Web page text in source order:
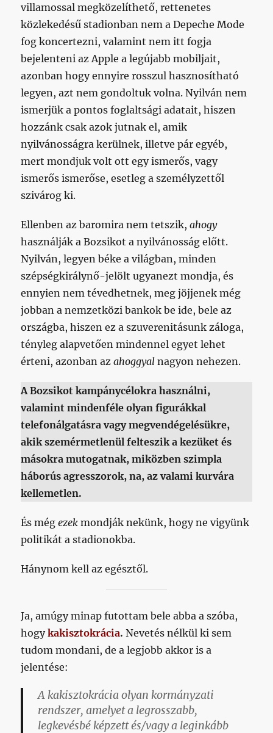
villamossal megközelíthető, rettenetes
közlekedésű stadionban nem a Depeche Mode
fog koncertezni, valamint nem itt fogja
bejelenteni az Apple a legújabb mobiljait,
azonban hogy ennyire rosszul hasznosítható
legyen, azt nem gondoltuk volna. Nyilván nem
ismerjük a pontos foglaltsági adatait, hiszen
hozzánk csak azok jutnak el, amik
nyilvánosságra kerülnek, illetve pár egyéb,
mert mondjuk volt ott egy ismerős, vagy
ismerős ismerőse, esetleg a személyzettől
szivárog ki.
Ellenben az baromira nem tetszik,ahogy
használják a Bozsikot a nyilvánosság előtt.
Nyilván, legyen béke a világban, minden
szépségkirálynő-jelölt ugyanezt mondja, és
ennyien nem tévedhetnek, meg jöjjenek még
jobban a nemzetközi bankok be ide, bele az
országba, hiszen ez a szuverenitásunk záloga,
tényleg alapvetően mindennel egyet lehet
érteni, azonban azahoggyal nagyon nehezen.
A Bozsikot kampánycélokra használni,
valamint mindenféle olyan figurákkal
telefonálgatásra vagy megvendégelésükre,
akik szemérmetlenül felteszik a kezüket és
másokra mutogatnak, miközben szimpla
háborús agresszorok, na, az valami kurvára
kellemetlen.
És mégezek mondják nekünk, hogy ne vigyünk
politikát a stadionokba.
Hánynom kell az egésztől.
Ja, amúgy minap futottam bele abba a szóba,
hogykakisztokrácia. Nevetés nélkül ki sem
tudom mondani, de a legjobb akkor is a
jelentése:
A kakisztokrácia olyan kormányzati
rendszer, amelyet a legrosszabb,
legkevésbé képzett és/vagy a leginkább